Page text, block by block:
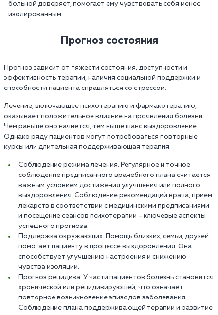
больной доверяет, помогает ему чувствовать себя менее
изолированным.
Прогноз состояния
Прогноз зависит от тяжести состояния, доступности и
эффективность терапии, наличия социальной поддержки и
способности пациента справляться со стрессом.
Лечение, включающее психотерапию и фармакотерапию,
оказывает положительное влияние на проявления болезни.
Чем раньше оно начнется, тем выше шанс выздоровление.
Однако ряду пациентов могут потребоваться повторные
курсы или длительная поддерживающая терапия.
Соблюдение режима лечения. Регулярное и точное
соблюдение предписанного врачебного плана считается
важным условием достижения улучшения или полного
выздоровления. Соблюдение рекомендаций врача, прием
лекарств в соответствии с медицинскими предписаниями
и посещение сеансов психотерапии – ключевые аспекты
успешного прогноза.
Поддержка окружающих. Помощь близких, семьи, друзей
помогает пациенту в процессе выздоровления. Она
способствует улучшению настроения и снижению
чувства изоляции.
Прогноз рецидива. У части пациентов болезнь становится
хронической или рецидивирующей, что означает
повторное возникновение эпизодов заболевания.
Соблюдение плана поддерживающей терапии и развитие